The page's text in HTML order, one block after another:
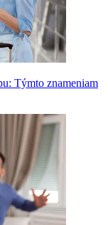
Týmto znameniam